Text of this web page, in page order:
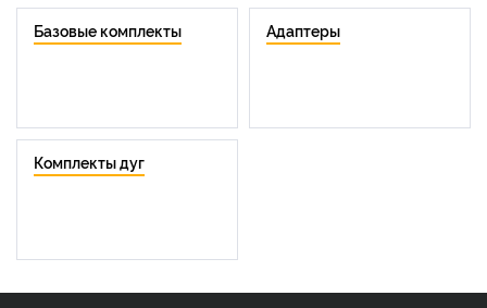
Базовые комплекты Адаптеры
Комплекты дуг